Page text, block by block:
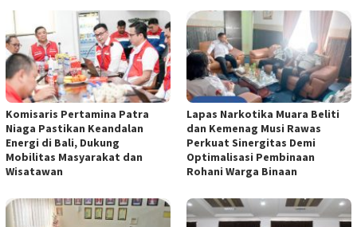
Komisaris Pertamina Patra
Niaga Pastikan Keandalan
Energi di Bali, Dukung
Mobilitas Masyarakat dan
Wisatawan
Lapas Narkotika Muara Beliti
dan Kemenag Musi Rawas
Perkuat Sinergitas Demi
Optimalisasi Pembinaan
Rohani Warga Binaan